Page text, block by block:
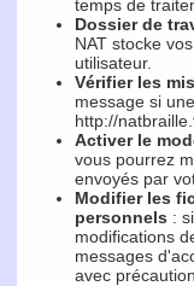
temps de
Dossier de
NAT stocke
utilisateur.
Vérifier les
message si
http://
Activer le
vous pourrez
envoyés par
Modifier les
personnels :
modifications
messages
avec